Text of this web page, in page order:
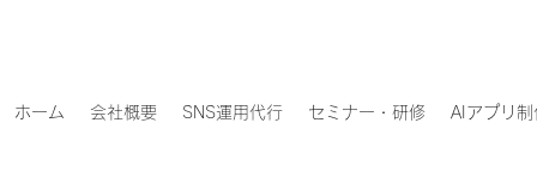
ホーム 会社概要 SNS運用代行 セミナー・研修 AIアプリ制